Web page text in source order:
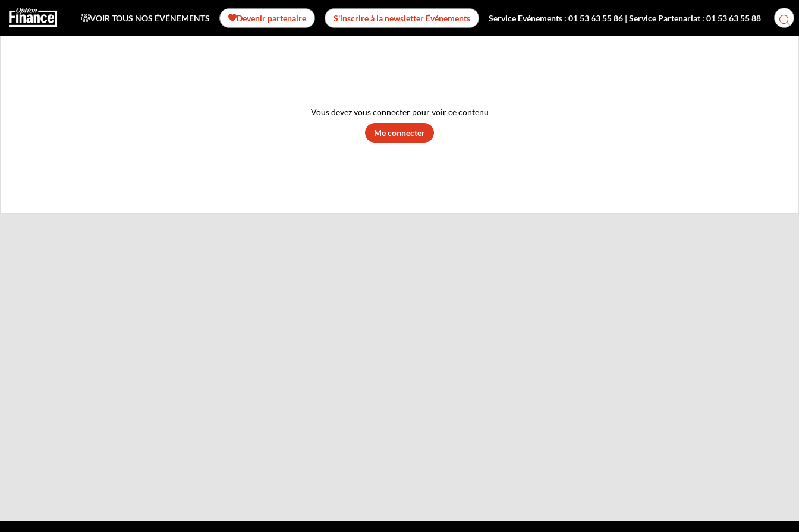
VOIR TOUS NOS ÉVÉNEMENTS Devenir partenaire S'inscrire à la newsletter Événements Service Evénements : 01 53 63 55 86 | Service Partenariat : 01 53 63 55 88
Vous devez vous connecter pour voir ce contenu
Me connecter